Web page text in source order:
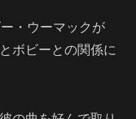
・ウーマックが
ボビーとの関係に